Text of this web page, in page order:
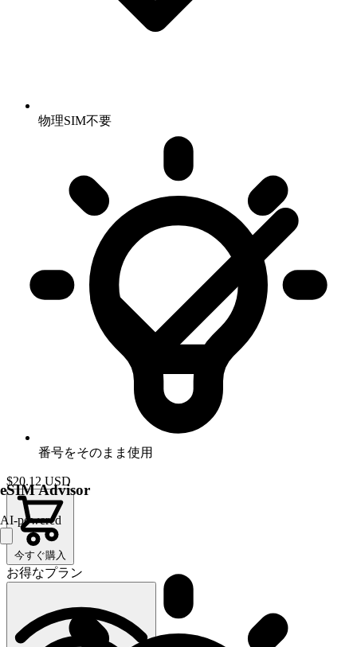
物理SIM不要
番号をそのまま使用
$20.12 USD
今すぐ購入
お得なプラン
eSIM Advisor
AI-powered